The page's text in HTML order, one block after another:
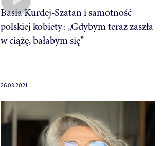
Basia Kurdej-Szatan i samotność
polskiej kobiety: „Gdybym teraz zaszła
w ciążę, bałabym się”
26.03.2021